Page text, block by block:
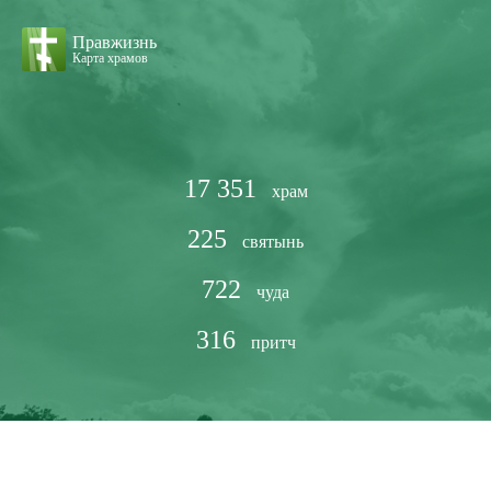
Правжизнь
Карта храмов
17 351 храм
225 святынь
722 чуда
316 притч